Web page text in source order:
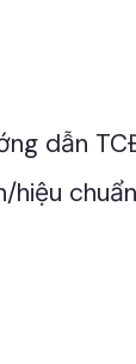
dẫn
hiệu chuẩn